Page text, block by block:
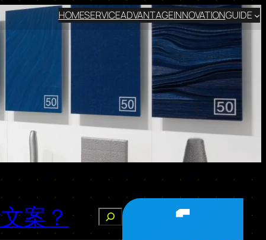
HOMESERVICEADVANTAGEINNOVATIONGUIDE
案？
搜
索